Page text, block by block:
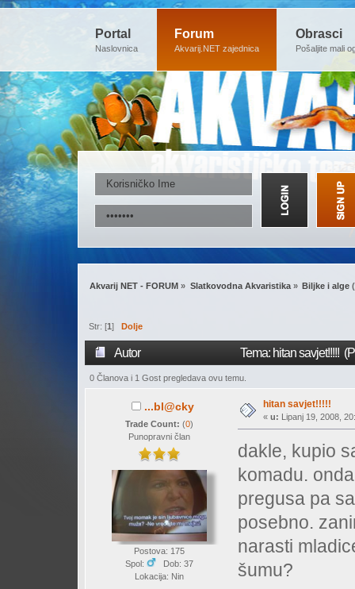
Portal
Naslovnica
Forum
Akvarij.NET zajednica
Obrasci
Pošaljite mali
Akvarij NET - FORUM » Slatkovodna Akvaristika» Biljke i alge
Str: [1] Dolje
Autor Tema: hitan savjet!!!!!
0 Članova i 1 Gost pregledava ovu temu.
...bl@cky
Trade Count: (0)
Punopravni član
Postova: 175
Spol:
Dob: 37
Lokacija: Nin
hitan savjet!!!!!
« u: Lipanj 19, 2008,
dakle, kupio
komadu.
pregusa pa
posebno.
narasti
šumu?